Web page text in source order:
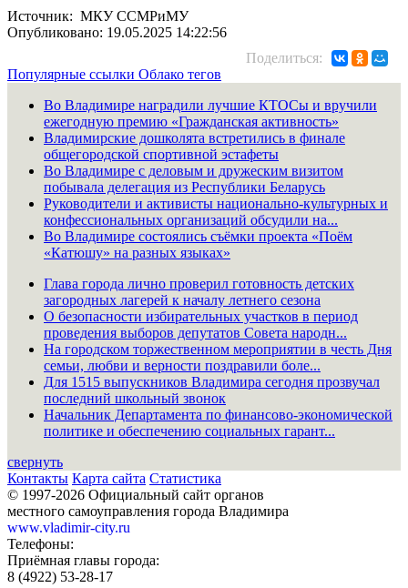
Источник: МКУ ССМРиМУ
Опубликовано: 19.05.2025 14:22:56
Поделиться:
Популярные ссылки Облако тегов
Во Владимире наградили лучшие КТОСы и вручили
ежегодную премию «Гражданская активность»
Владимирские дошколята встретились в финале
общегородской спортивной эстафеты
Во Владимире с деловым и дружеским визитом
побывала делегация из Республики Беларусь
Руководители и активисты национально-культурных и
конфессиональных организаций обсудили на...
Во Владимире состоялись съёмки проекта «Поём
«Катюшу» на разных языках»
Глава города лично проверил готовность детских
загородных лагерей к началу летнего сезона
О безопасности избирательных участков в период
проведения выборов депутатов Совета народн...
На городском торжественном мероприятии в честь Дня
семьи, любви и верности поздравили боле...
Для 1515 выпускников Владимира сегодня прозвучал
последний школьный звонок
Начальник Департамента по финансово-экономической
политике и обеспечению социальных гарант...
свернуть
Контакты Карта сайта Статистика
© 1997-2026 Официальный сайт органов
местного самоуправления города Владимира
www.vladimir-city.ru
Телефоны:
Приёмная главы города:
8 (4922) 53-28-17